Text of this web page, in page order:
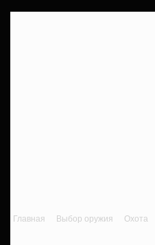
Главная Выбор оружия Охота